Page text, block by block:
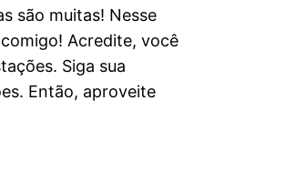
são muitas! Nesse
Acredite, você
Siga sua
Então, aproveite